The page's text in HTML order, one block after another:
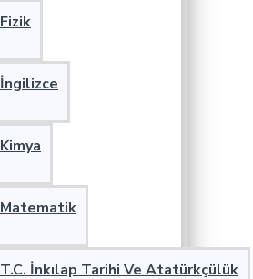
Fizik
İngilizce
Kimya
Matematik
T.C. İnkılap Tarihi Ve Atatürkçülük